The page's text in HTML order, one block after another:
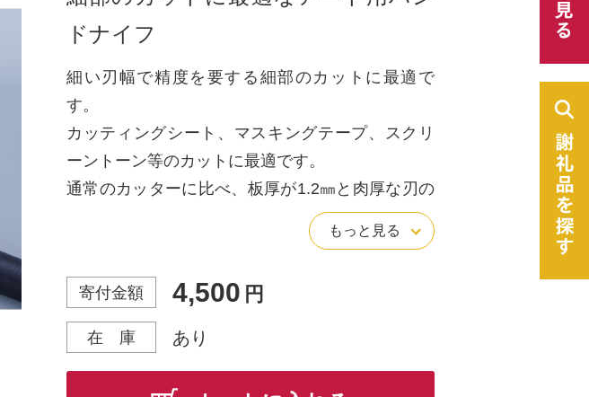
ドナイフ
細い刃幅で精度を要する細部のカットに最適で
す。
カッティングシート、マスキングテープ、スクリ
ーントーン等のカットに最適です。
通常のカッターに比べ、板厚が1.2㎜と肉厚な刃の
ためスムーズにカットが可能です。
持ち手部分は鉛筆等と同等の太さなのでしっかり
収納に便利なキャップ付きです。
※替え刃式ではありません。
もっと見る
寄付金額 4,500 円
在 庫 あり